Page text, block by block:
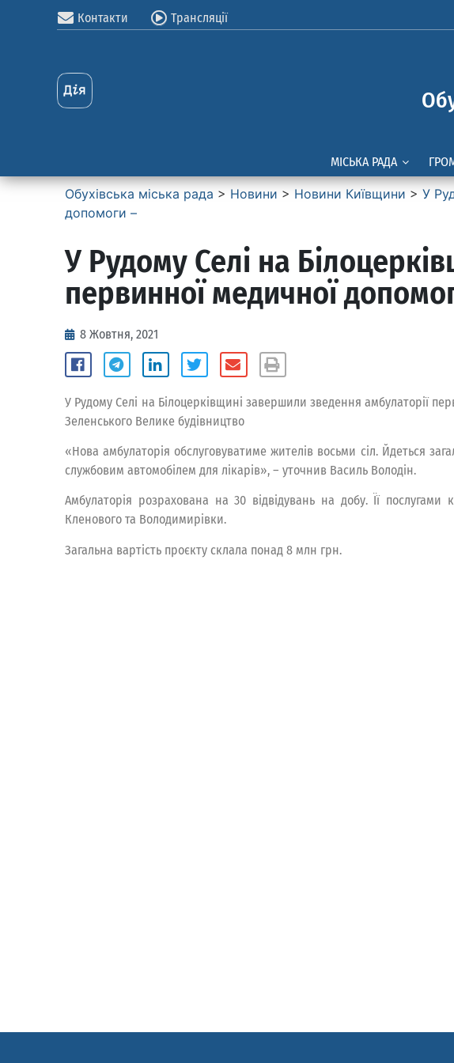
Контакти Трансляції
МІСЬКА РАДА
Обухівська міська рада > Новини > Новини Київщини > У
допомоги –
У Рудому Селі на
первинної медичної
8 Жовтня, 2021
У Рудому Селі на Білоцерківщині завершили зведення амбулаторії
Зеленського Велике будівництво
«Нова амбулаторія обслуговуватиме жителів восьми сіл. Йдеться
службовим автомобілем для лікарів», – уточнив Василь Володін.
Амбулаторія розрахована на 30 відвідувань на добу. Її послугами
Кленового та Володимирівки.
Загальна вартість проєкту склала понад 8 млн грн.